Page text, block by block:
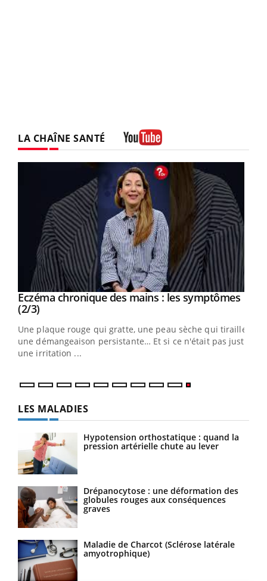
LA CHAÎNE SANTÉ
Youtube
Eczéma chronique des mains : les symptômes
(2/3)Youtube
Une plaque rouge qui gratte, une peau sèche qui tiraille,
une démangeaison persistante… Et si ce n'était pas juste
une irritation ...
LES MALADIES
Hypotension orthostatique : quand la
pression artérielle chute au lever
Drépanocytose : une déformation des
globules rouges aux conséquences
graves
Maladie de Charcot (Sclérose latérale
amyotrophique)